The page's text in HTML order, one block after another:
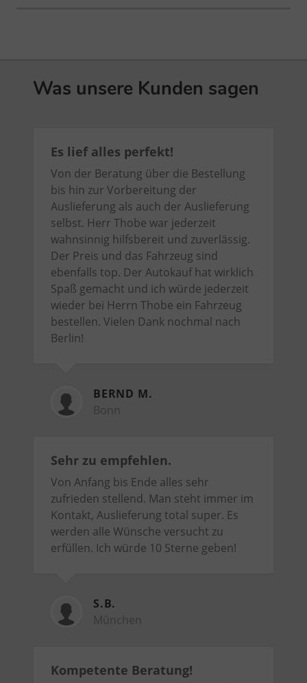
Was unsere Kunden sagen
Es lief alles perfekt!
Von der Beratung über die Bestellung
bis hin zur Vorbereitung der
Auslieferung als auch der Auslieferung
selbst. Herr Thobe war jederzeit
wahnsinnig hilfsbereit und zuverlässig.
Der Preis und das Fahrzeug sind
ebenfalls top. Der Autokauf hat wirklich
Spaß gemacht und ich würde jederzeit
wieder bei Herrn Thobe ein Fahrzeug
bestellen. Vielen Dank nochmal nach
Berlin!
BERND M.
Bonn
Sehr zu empfehlen.
Von Anfang bis Ende alles sehr
zufrieden stellend. Man steht immer im
Kontakt, Auslieferung total super. Es
werden alle Wünsche versucht zu
erfüllen. Ich würde 10 Sterne geben!
S.B.
München
Kompetente Beratung!